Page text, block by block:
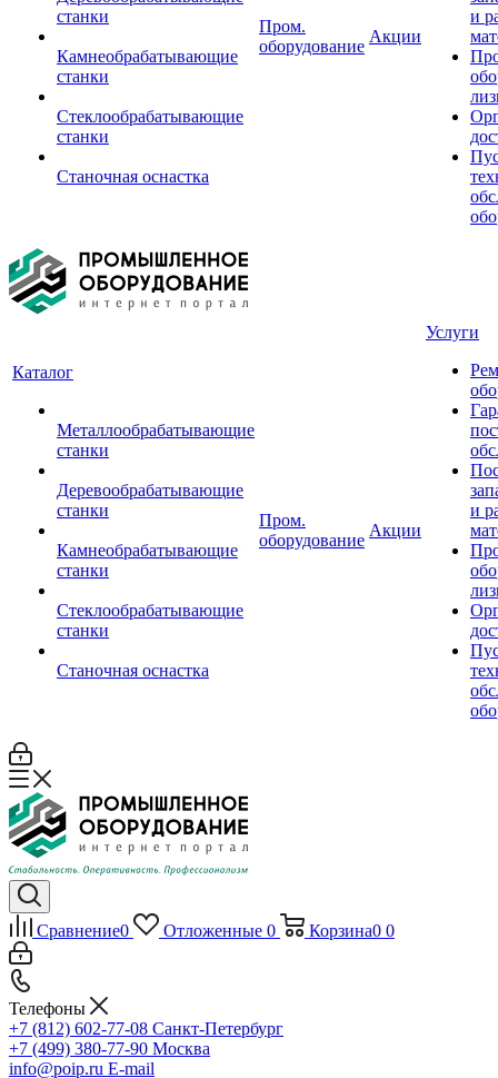
станки
Камнеобрабатывающие
станки
Стеклообрабатывающие
станки
Станочная оснастка
Пром.
оборудование
Акции
и
Каталог
Металлообрабатывающие
станки
Деревообрабатывающие
станки
Камнеобрабатывающие
станки
Стеклообрабатывающие
станки
Станочная оснастка
Пром.
оборудование
Акции
Услуги
и
Сравнение0 Отложенные 0 Корзина0 0
Телефоны
+7 (812) 602-77-08 Санкт-Петербург
+7 (499) 380-77-90 Москва
info@poip.ru E-mail